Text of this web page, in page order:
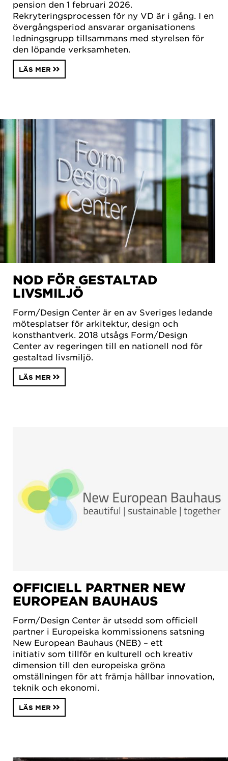
pension den 1 februari 2026.
Rekryteringsprocessen för ny VD är i gång. I en
övergångsperiod ansvarar organisationens
ledningsgrupp tillsammans med styrelsen för
den löpande verksamheten.
LÄS MER
NOD FÖR GESTALTAD
LIVSMILJÖ
Form/Design Center är en av Sveriges ledande
mötesplatser för arkitektur, design och
konsthantverk. 2018 utsågs Form/Design
Center av regeringen till en nationell nod för
gestaltad livsmiljö.
LÄS MER
OFFICIELL PARTNER NEW
EUROPEAN BAUHAUS
Form/Design Center är utsedd som officiell
partner i Europeiska kommissionens satsning
New European Bauhaus (NEB) – ett
initiativ som tillför en kulturell och kreativ
dimension till den europeiska gröna
omställningen för att främja hållbar innovation,
teknik och ekonomi.
LÄS MER